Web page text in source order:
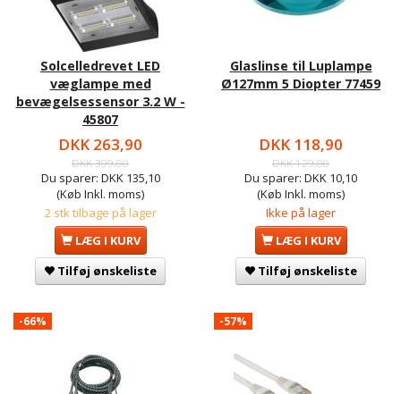
Solcelledrevet LED
væglampe med
bevægelsessensor 3.2 W -
45807
DKK 263,90
DKK 399,00
Du sparer: DKK 135,10
(Køb Inkl. moms)
2 stk tilbage på lager
LÆG I KURV
Tilføj ønskeliste
Glaslinse til Luplampe
Ø127mm 5 Diopter 77459
DKK 118,90
DKK 129,00
Du sparer: DKK 10,10
(Køb Inkl. moms)
Ikke på lager
LÆG I KURV
Tilføj ønskeliste
-66% -57%